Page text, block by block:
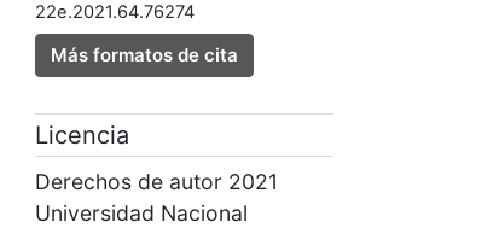
22e.2021.64.76274
Más formatos de cita
Licencia
Derechos de autor 2021
Universidad Nacional